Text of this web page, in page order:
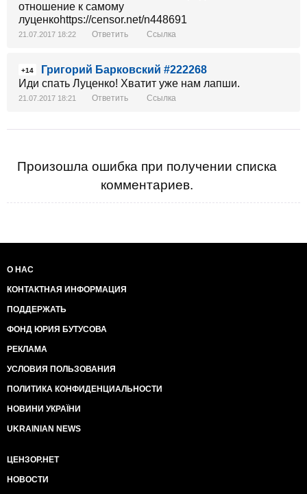
отношение к самому
луценкоhttps://censor.net/n448691
21.07.2017 18:22 Ответить Ссылка
+14
Григорий Барковский #222268
Иди спать Луценко! Хватит уже нам лапши.
21.07.2017 18:21 Ответить Ссылка
Произошла ошибка при получении списка
комментариев.
О НАС
КОНТАКТНАЯ ИНФОРМАЦИЯ
ПОДДЕРЖАТЬ
ФОНД ЮРИЯ БУТУСОВА
РЕКЛАМА
УСЛОВИЯ ПОЛЬЗОВАНИЯ
ПОЛИТИКА КОНФИДЕНЦИАЛЬНОСТИ
НОВИНИ УКРАЇНИ
UKRAINIAN NEWS
ЦЕНЗОР.НЕТ
НОВОСТИ